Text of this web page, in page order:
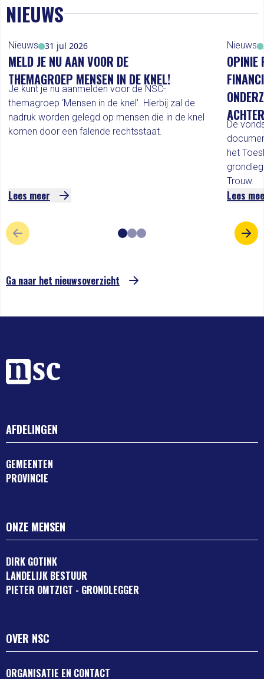
NIEUWS
Nieuws 31 jul 2026
MELD JE NU AAN VOOR DE
THEMAGROEP MENSEN IN DE KNEL!
Je kunt je nu aanmelden voor de NSC-
themagroep ‘Mensen in de knel’. Hierbij zal de
nadruk worden gelegd op mensen die in de knel
komen door een falende rechtsstaat.
Lees meer
Nieuws
OPINIE
De
het
Trouw.
Lees
VORIGE SLIDE
Ga naar het nieuwsoverzicht
AFDELINGEN
GEMEENTEN
PROVINCIE
ONZE MENSEN
DIRK GOTINK
LANDELIJK BESTUUR
PIETER OMTZIGT - GRONDLEGGER
OVER NSC
ORGANISATIE EN CONTACT